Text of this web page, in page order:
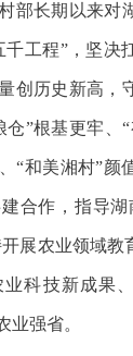
长期以来对湖
工程”，坚决
创历史新高，
”根基更牢、
“和美湘村”颜
合作，指导湖
展农业领域教
科技新成果
业强省。